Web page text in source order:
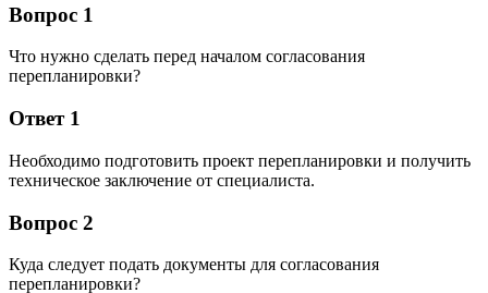
Вопрос 1
Что нужно сделать перед началом согласования
перепланировки?
Ответ 1
Необходимо подготовить проект перепланировки и получить
техническое заключение от специалиста.
Вопрос 2
Куда следует подать документы для согласования
перепланировки?